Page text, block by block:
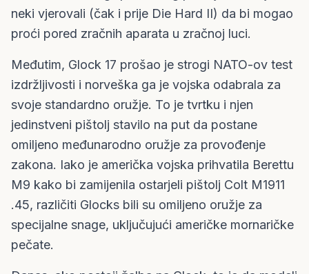
neki vjerovali (čak i prije Die Hard II) da bi mogao
proći pored zračnih aparata u zračnoj luci.
Međutim, Glock 17 prošao je strogi NATO-ov test
izdržljivosti i norveška ga je vojska odabrala za
svoje standardno oružje. To je tvrtku i njen
jedinstveni pištolj stavilo na put da postane
omiljeno međunarodno oružje za provođenje
zakona. Iako je američka vojska prihvatila Berettu
M9 kako bi zamijenila ostarjeli pištolj Colt M1911
.45, različiti Glocks bili su omiljeno oružje za
specijalne snage, uključujući američke mornaričke
pečate.